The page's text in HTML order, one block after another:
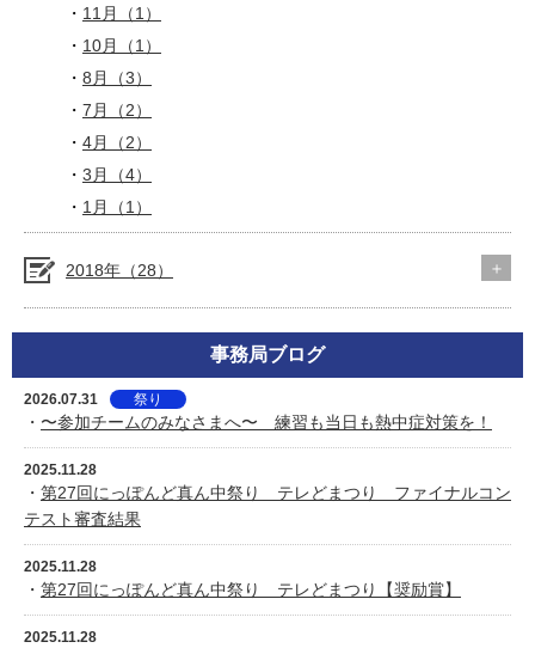
11月（1）
10月（1）
8月（3）
7月（2）
4月（2）
3月（4）
1月（1）
2018年（28）
事務局ブログ
2026.07.31 祭り
・ 〜参加チームのみなさまへ〜 練習も当日も熱中症対策を！
2025.11.28
・ 第27回にっぽんど真ん中祭り テレどまつり ファイナルコン
テスト審査結果
2025.11.28
・ 第27回にっぽんど真ん中祭り テレどまつり【奨励賞】
2025.11.28